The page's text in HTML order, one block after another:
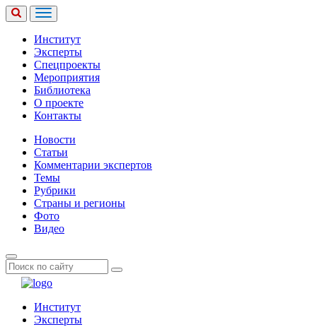
Институт
Эксперты
Спецпроекты
Мероприятия
Библиотека
О проекте
Контакты
Новости
Статьи
Комментарии экспертов
Темы
Рубрики
Страны и регионы
Фото
Видео
Институт
Эксперты